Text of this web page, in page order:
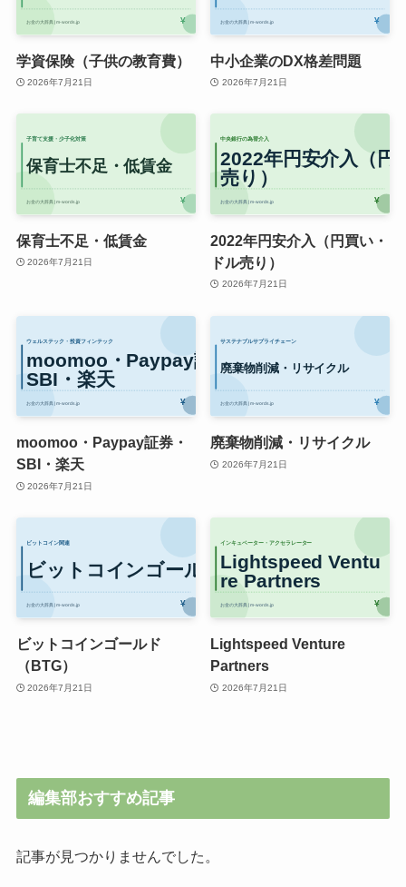
学資保険（子供の教育費）
2026年7月21日
中小企業のDX格差問題
2026年7月21日
保育士不足・低賃金
2026年7月21日
2022年円安介入（円買い・
ドル売り）
2026年7月21日
moomoo・Paypay証券・
SBI・楽天
2026年7月21日
廃棄物削減・リサイクル
2026年7月21日
ビットコインゴールド
（BTG）
2026年7月21日
Lightspeed Venture
Partners
2026年7月21日
編集部おすすめ記事
記事が見つかりませんでした。